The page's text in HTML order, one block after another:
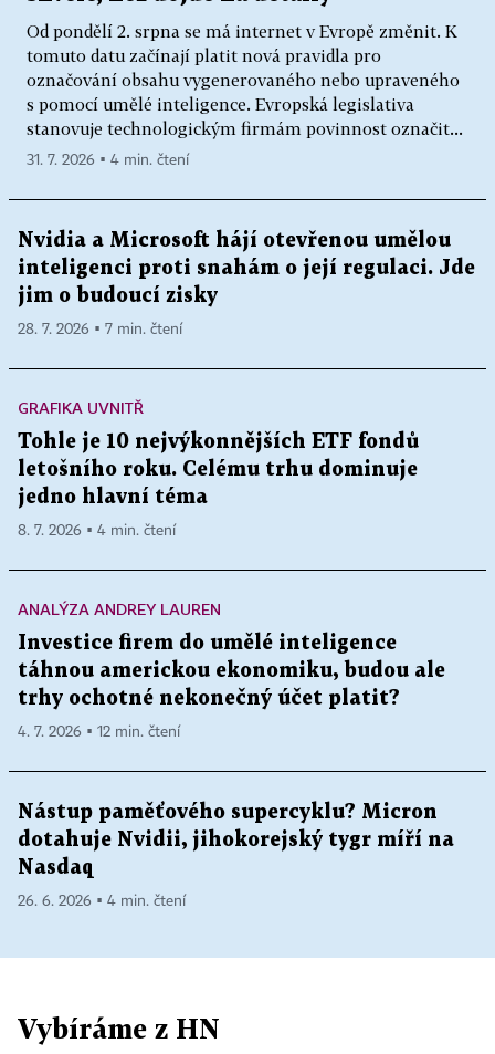
Od pondělí 2. srpna se má internet v Evropě změnit. K
tomuto datu začínají platit nová pravidla pro
označování obsahu vygenerovaného nebo upraveného
s pomocí umělé inteligence. Evropská legislativa
stanovuje technologickým firmám povinnost označit...
31. 7. 2026 ▪ 4 min. čtení
Nvidia a Microsoft hájí otevřenou umělou
inteligenci proti snahám o její regulaci. Jde
jim o budoucí zisky
28. 7. 2026 ▪ 7 min. čtení
GRAFIKA UVNITŘ
Tohle je 10 nejvýkonnějších ETF fondů
letošního roku. Celému trhu dominuje
jedno hlavní téma
8. 7. 2026 ▪ 4 min. čtení
ANALÝZA ANDREY LAUREN
Investice firem do umělé inteligence
táhnou americkou ekonomiku, budou ale
trhy ochotné nekonečný účet platit?
4. 7. 2026 ▪ 12 min. čtení
Nástup paměťového supercyklu? Micron
dotahuje Nvidii, jihokorejský tygr míří na
Nasdaq
26. 6. 2026 ▪ 4 min. čtení
Vybíráme z HN